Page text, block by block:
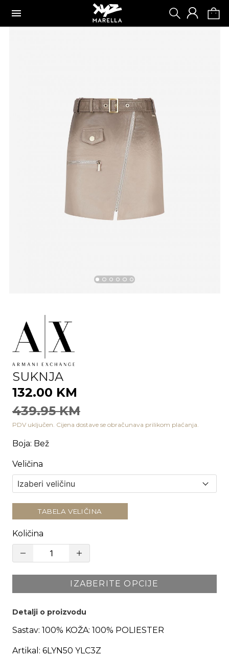
SUKNJA
132.00 KM
439.95 KM
PDV uključen. Cijena dostave se obračunava prilikom plaćanja.
Boja: Bež
Veličina
TABELA VELIČINA
Količina
IZABERITE OPCIJE
Detalji o proizvodu
Sastav: 100% KOŽA: 100% POLIESTER
Artikal: 6LYN50 YLC3Z